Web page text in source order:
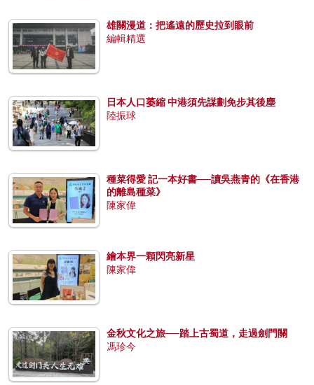
雄關漫道：把遙遠的歷史拉到眼前
編輯精選
日本人口萎縮 中港須先謀劃免步其後塵
陸振球
種菜得愛 記一本好書──讀吳燕青的《在香港
的離島種菜》
陳家偉
繪本界一顆閃亮新星
陳家偉
金秋文化之旅──踏上古蜀道，走過劍門關
馮珍今